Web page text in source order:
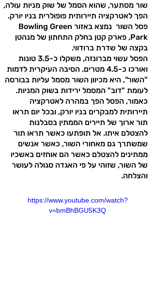
שור מסתער, שהוא הסמל של שוק מניות עולה,
הפך לאטרקציה תיירותית פופולרית בניו יורק.
פסל השור נמצא באזור Bowling Green
Park, פארק קטן בחלק התחתון של מנהטן
בקצה של שדרת ברודווי.
הפסל עשוי מברונזה, משקלו כ-3.5 טונות
ואורכו כ-4.5 מטרים. הסיבה העיקרית לדמות
"השור", היא מכיוון השור מסמל עליות בבורסה
לעומת "דוב" המסמל ירידות בשוק המניות.
כאמור, הפסל הפך במהרה לאטרקציה
תיירותית למבקרים בניו יורק, ובכל יום תראו
תור ארוך של תיירים הממתין בסבלנות
להצטלם איתו. אל תופתעו כאשר תראו תור
שמשתרך גם מאחורי השור, כאשר אנשים
ממתינים להצטלם כאשר הם אוחזים באשכיו
של השור, שזוהי על פי האגדה סגולה לעושר
והצלחה.
https://www.youtube.com/watch?
v=bmBhBGU5K3Q